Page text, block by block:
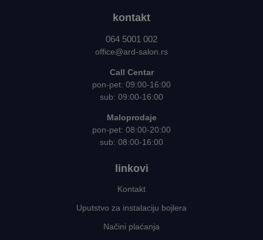
kontakt
064 5001 002
office@ard-salon.rs
Call Centar
pon-pet: 09:00-16:00
sub: 09:00-16:00
Maloprodaje
pon-pet: 08:00-20:00
sub: 08:00-16:00
linkovi
Kontakt
Uputstvo za instalaciju bojlera
Načini plaćanja